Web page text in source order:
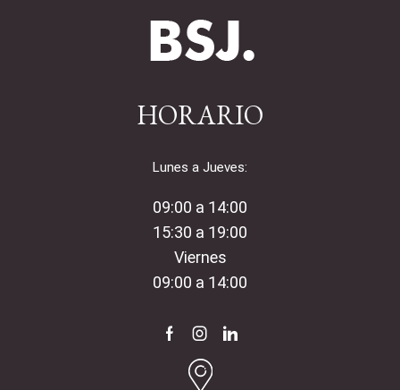
HORARIO
Lunes a Jueves:
09:00 a 14:00
15:30 a 19:00
Viernes
09:00 a 14:00
Facebook
Instagram
Linkedin